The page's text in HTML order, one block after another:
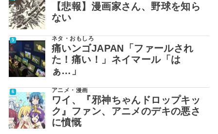
【悲報】漫画家さん、野球を知ら
ない
ネタ・おもしろ
痛いンゴJAPAN「ファールされ
た！痛い！」ネイマール「は
ぁ…」
アニメ・漫画
ワイ、『邪神ちゃんドロップキッ
ク』ファン、アニメのデキの悪さ
に憤慨